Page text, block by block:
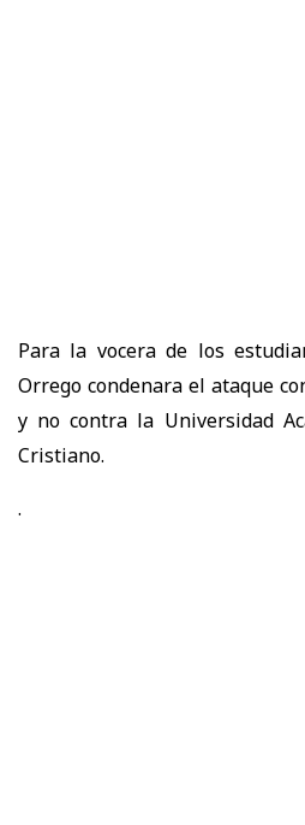
Para la vocera de los
Orrego condenara el ataque
y no contra la Universidad
Cristiano.
.